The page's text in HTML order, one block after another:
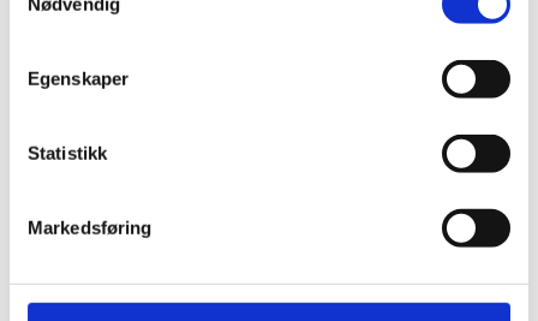
Egenskaper
Statistikk
Markedsføring